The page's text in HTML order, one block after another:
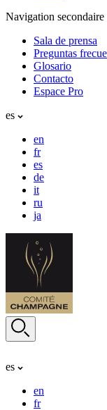
Navigation secondaire
Sala de prensa
Preguntas
Glosario
Contacto
Espace Pro
es
en
fr
es
de
it
ru
ja
es
en
fr